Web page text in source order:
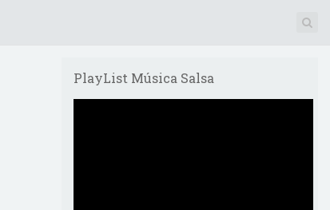
PlayList Música Salsa